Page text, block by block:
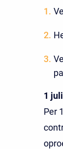
1
Per